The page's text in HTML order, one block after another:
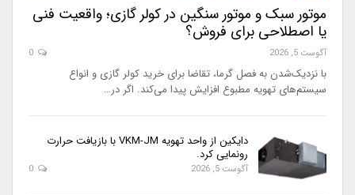
موتور سبک و موتور سنگین در کولر گازی؛ واقعیت فنی
یا اصطلاحی برای فروش؟
آگوست 5, 2026
با نزدیک‌شدن به فصل گرما، تقاضا برای خرید کولر گازی و انواع
سیستم‌های تهویه مطبوع افزایش پیدا می‌کند. اگر در…
دایکین از واحد تهویه VKM-JM با بازیافت حرارت
رونمایی کرد.
آگوست 5, 2026